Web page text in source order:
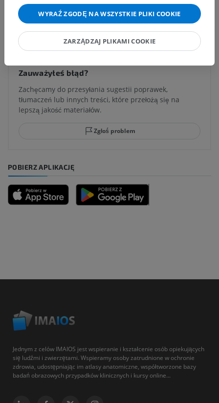
Tłumaczenia
Zauważyłeś błąd?
Zachęcamy do przesyłania sugestii poprawek,
tłumaczeń lub innych treści, które przełożą się na
lepszą jakość materiałów.
Zgłoś problem
POBIERZ APLIKACJĘ
Jednym z celów IMAIOS jest wspieranie i kształcenie osób opiekujących
się ludźmi i zwierzętami. Wspieramy osoby zatrudnione w ochronie
zdrowia, udostępniając im atlasy anatomiczne, współtworzone bazy
badań obrazowych przypadków klinicznych i kursy online...
WYRAŹ ZGODĘ NA WSZYSTKIE PLIKI COOKIE
ZARZĄDZAJ PLIKAMI COOKIE